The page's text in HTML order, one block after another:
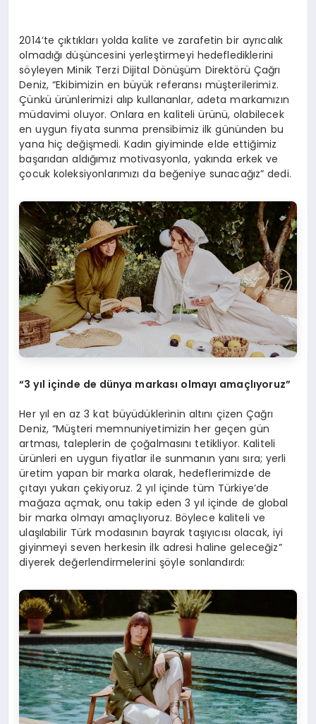
2014’te çıktıkları yolda kalite ve zarafetin bir ayrıcalık
olmadığı düşüncesini yerleştirmeyi hedeflediklerini
söyleyen Minik Terzi Dijital Dönüşüm Direktörü Çağrı
Deniz, “Ekibimizin en büyük referansı müşterilerimiz.
Çünkü ürünlerimizi alıp kullananlar, adeta markamızın
müdavimi oluyor. Onlara en kaliteli ürünü, olabilecek
en uygun fiyata sunma prensibimiz ilk gününden bu
yana hiç değişmedi. Kadın giyiminde elde ettiğimiz
başarıdan aldığımız motivasyonla, yakında erkek ve
çocuk koleksiyonlarımızı da beğeniye sunacağız” dedi.
“3 yıl içinde de dünya markası olmayı amaçlıyoruz”
Her yıl en az 3 kat büyüdüklerinin altını çizen Çağrı
Deniz, “Müşteri memnuniyetimizin her geçen gün
artması, taleplerin de çoğalmasını tetikliyor. Kaliteli
ürünleri en uygun fiyatlar ile sunmanın yanı sıra; yerli
üretim yapan bir marka olarak, hedeflerimizde de
çıtayı yukarı çekiyoruz. 2 yıl içinde tüm Türkiye’de
mağaza açmak, onu takip eden 3 yıl içinde de global
bir marka olmayı amaçlıyoruz. Böylece kaliteli ve
ulaşılabilir Türk modasının bayrak taşıyıcısı olacak, iyi
giyinmeyi seven herkesin ilk adresi haline geleceğiz”
diyerek değerlendirmelerini şöyle sonlandırdı: